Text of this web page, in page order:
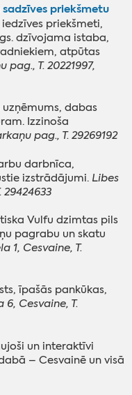
priekšmetu
priekšmeti,
dzīvojama istaba,
atpūtas
T. 20221997,
dabas
Izzinoša
pag., T. 29269192
darbnīca,
izstrādājumi. Libes
Vulfu dzimtas pils
pagrabu un skatu
1, Cesvaine, T.
īpašās pankūkas,
Cesvaine, T.
un interaktīvi
– Cesvainē un visā